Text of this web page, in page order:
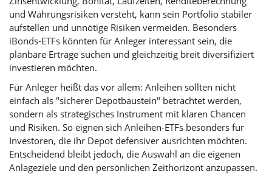
und Währungsrisiken versteht, kann sein Portfolio stabiler
aufstellen und unnötige Risiken vermeiden. Besonders
iBonds-ETFs könnten für Anleger interessant sein, die
planbare Erträge suchen und gleichzeitig breit diversifiziert
investieren möchten.
Für Anleger heißt das vor allem: Anleihen sollten nicht
einfach als "sicherer Depotbaustein" betrachtet werden,
sondern als strategisches Instrument mit klaren Chancen
und Risiken. So eignen sich Anleihen-ETFs besonders für
Investoren, die ihr Depot defensiver ausrichten möchten.
Entscheidend bleibt jedoch, die Auswahl an die eigenen
Anlageziele und den persönlichen Zeithorizont anzupassen.